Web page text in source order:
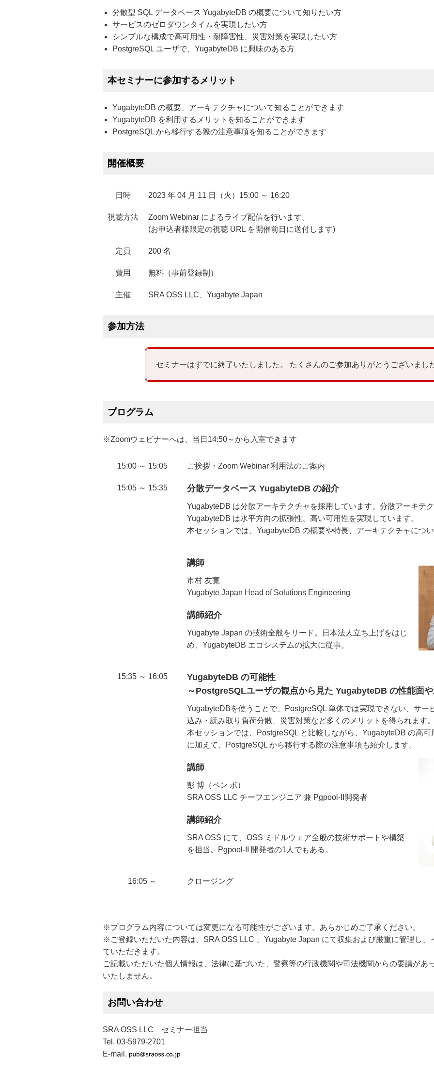
分散型 SQL データベース YugabyteDB の概要について知りたい方
サービスのゼロダウンタイムを実現したい方
シンプルな構成で高可用性・耐障害性、災害対策を実現したい方
PostgreSQL ユーザで、YugabyteDB に興味のある方
本セミナーに参加するメリット
YugabyteDB の概要、アーキテクチャについて知ることができます
YugabyteDB を利用するメリットを知ることができます
PostgreSQL から移行する際の注意事項を知ることができます
開催概要
日時 2023 年 04 月 11 日（火）15:00 ～ 16:20
視聴方法
Zoom Webinar によるライブ配信を行います。
(お申込者様限定の視聴 URL を開催前日に送付します)
定員 200 名
費用 無料（事前登録制）
主催 SRA OSS LLC、Yugabyte Japan
参加方法
セミナーはすでに終了いたしました。 たくさんのご参加ありがとうございまし
プログラム
※Zoomウェビナーへは、当日14:50～から入室できます
15:00 ～ 15:05 ご挨拶・Zoom Webinar 利用法のご案内
15:05 ～ 15:35 分散データベース YugabyteDB の紹介
YugabyteDB は分散アーキテクチャを採用しています。分散アーキテ
YugabyteDB は水平方向の拡張性、高い可用性を実現しています。
本セッションでは、YugabyteDB の概要や特長、アーキテクチャにつ
講師
市村 友寛
Yugabyte Japan Head of Solutions Engineering
講師紹介
Yugabyte Japan の技術全般をリード。日本法人立ち上げをはじ
め、YugabyteDB エコシステムの拡大に従事。
15:35 ～ 16:05
YugabyteDB の可能性
～PostgreSQLユーザの観点から見た YugabyteDB の性能面
YugabyteDBを使うことで、PostgreSQL 単体では実現できない、サー
込み・読み取り負荷分散、災害対策など多くのメリットを得られます
本セッションでは、PostgreSQL と比較しながら、YugabyteDB の高
に加えて、PostgreSQL から移行する際の注意事項も紹介します。
講師
彭 博（ペン ボ）
SRA OSS LLC チーフエンジニア 兼 Pgpool-II開発者
講師紹介
SRA OSS にて、OSS ミドルウェア全般の技術サポートや構築
を担当。Pgpool-II 開発者の1人でもある。
16:05 ～ クロージング
※プログラム内容については変更になる可能性がございます。あらかじめご了承ください。
※ご登録いただいた内容は、SRA OSS LLC 、Yugabyte Japan にて収集および厳重に管理し、
ていただきます。
ご記載いただいた個人情報は、法律に基づいた、警察等の行政機関や司法機関からの要請があ
いたしません。
お問い合わせ
SRA OSS LLC セミナー担当
Tel. 03-5979-2701
E-mail.